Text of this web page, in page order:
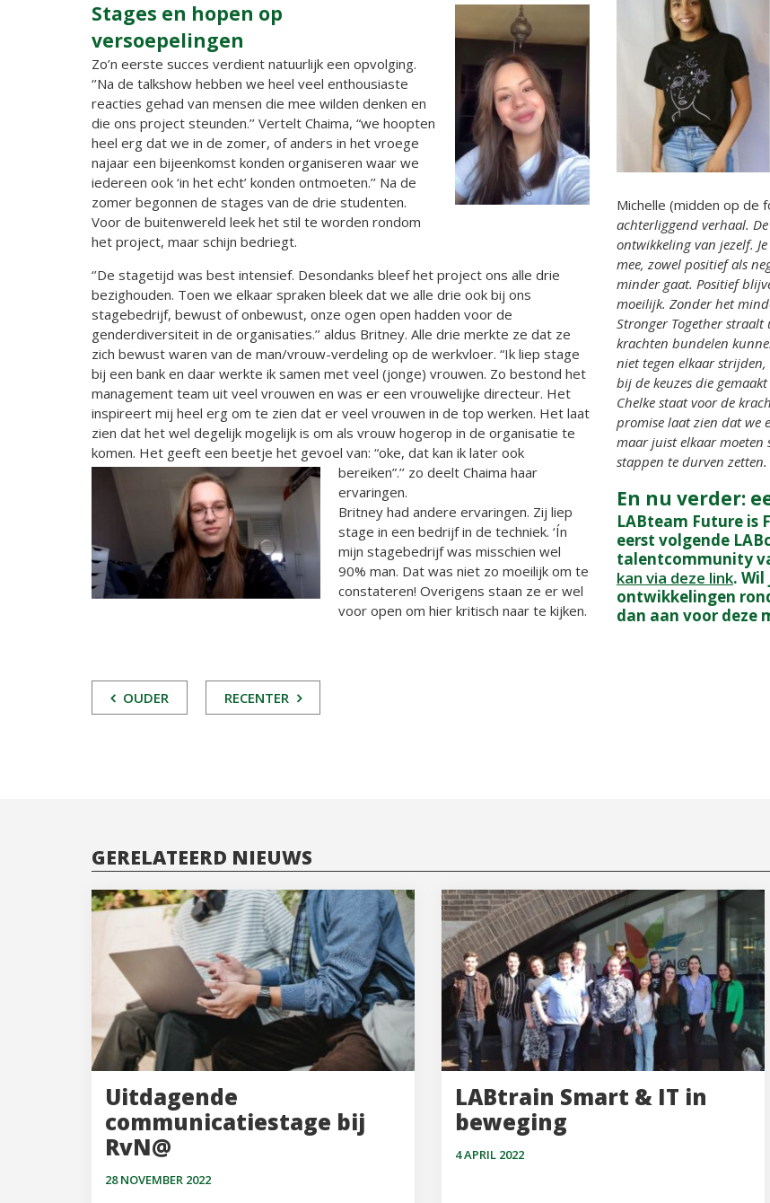
Stages en hopen op
versoepelingen
Zo’n eerste succes verdient natuurlijk een opvolging.
‘’Na de talkshow hebben we heel veel enthousiaste
reacties gehad van mensen die mee wilden denken en
die ons project steunden.’’ Vertelt Chaima, “we hoopten
heel erg dat we in de zomer, of anders in het vroege
najaar een bijeenkomst konden organiseren waar we
iedereen ook ‘in het echt’ konden ontmoeten.’’ Na de
zomer begonnen de stages van de drie studenten.
Voor de buitenwereld leek het stil te worden rondom
het project, maar schijn bedriegt.
‘’De stagetijd was best intensief. Desondanks bleef het project ons alle drie
bezighouden. Toen we elkaar spraken bleek dat we alle drie ook bij ons
stagebedrijf, bewust of onbewust, onze ogen open hadden voor de
genderdiversiteit in de organisaties.’’ aldus Britney. Alle drie merkte ze dat ze
zich bewust waren van de man/vrouw-verdeling op de werkvloer. “Ik liep stage
bij een bank en daar werkte ik samen met veel (jonge) vrouwen. Zo bestond het
management team uit veel vrouwen en was er een vrouwelijke directeur. Het
inspireert mij heel erg om te zien dat er veel vrouwen in de top werken. Het laat
zien dat het wel degelijk mogelijk is om als vrouw hogerop in de organisatie te
komen. Het geeft een beetje het gevoel van: “oke, dat kan ik later ook
bereiken”.’’ zo deelt Chaima haar
ervaringen.
Britney had andere ervaringen. Zij liep
stage in een bedrijf in de techniek. ‘Ín
mijn stagebedrijf was misschien wel
90% man. Dat was niet zo moeilijk om te
constateren! Overigens staan ze er wel
voor open om hier kritisch naar te kijken.
Michelle (midden op de
achterliggend verhaal.
ontwikkeling van jezelf.
mee, zowel positief als
minder gaat. Positief
moeilijk. Zonder het
Stronger Together straalt
krachten bundelen
niet tegen elkaar
bij de keuzes die
Chelke staat voor de
promise laat zien dat we
maar juist elkaar moeten
stappen te durven
En nu verder:
LABteam Future is
eerst volgende
talentcommunity
kan via deze link.
ontwikkelingen
dan aan voor deze
POST
OUDER RECENTER
GERELATEERD NIEUWS
Uitdagende
communicatiestage bij
RvN@
28 NOVEMBER 2022
LABtrain Smart & IT in
beweging
4 APRIL 2022